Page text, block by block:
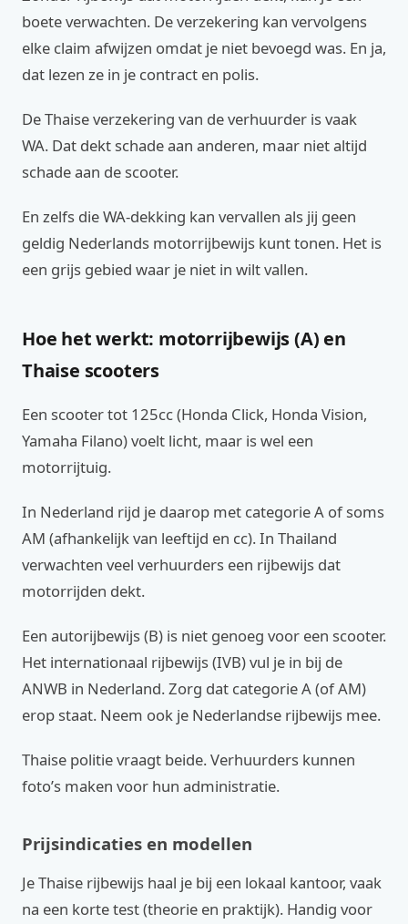
boete verwachten. De verzekering kan vervolgens
elke claim afwijzen omdat je niet bevoegd was. En ja,
dat lezen ze in je contract en polis.
De Thaise verzekering van de verhuurder is vaak
WA. Dat dekt schade aan anderen, maar niet altijd
schade aan de scooter.
En zelfs die WA-dekking kan vervallen als jij geen
geldig Nederlands motorrijbewijs kunt tonen. Het is
een grijs gebied waar je niet in wilt vallen.
Hoe het werkt: motorrijbewijs (A) en
Thaise scooters
Een scooter tot 125cc (Honda Click, Honda Vision,
Yamaha Filano) voelt licht, maar is wel een
motorrijtuig.
In Nederland rijd je daarop met categorie A of soms
AM (afhankelijk van leeftijd en cc). In Thailand
verwachten veel verhuurders een rijbewijs dat
motorrijden dekt.
Een autorijbewijs (B) is niet genoeg voor een scooter.
Het internationaal rijbewijs (IVB) vul je in bij de
ANWB in Nederland. Zorg dat categorie A (of AM)
erop staat. Neem ook je Nederlandse rijbewijs mee.
Thaise politie vraagt beide. Verhuurders kunnen
foto’s maken voor hun administratie.
Prijsindicaties en modellen
Je Thaise rijbewijs haal je bij een lokaal kantoor, vaak
na een korte test (theorie en praktijk). Handig voor